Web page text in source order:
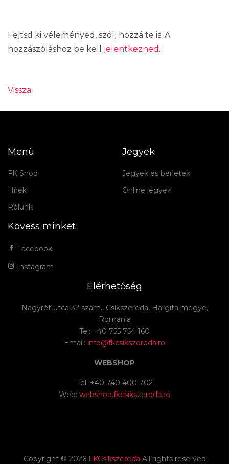
Fejtsd ki véleményed, szólj hozzá te is. A
hozzászóláshoz be kell jelentkezned .
Vissza
Menü
FK Shop
Hírek
Rólunk
Jegyek
Jegyek és bérletek
Online jegyek
Kövess minket
Facebook
Instagram
Elérhetőség
Nagyrét utca 32 szám., Csíkszereda, Hargita megye,
Romania
Tel: +40 755 754 160
Email: info@fkcsikszereda.ro
WEBSHOP
Tel: +40 740 400 702
Web: webshop.fkcsikszereda.ro
Copyright © 2026 FKCsíkszereda All rights reserved